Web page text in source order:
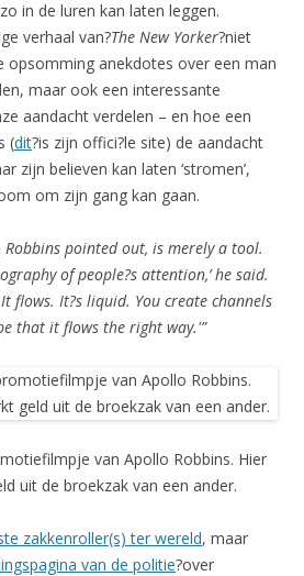
in de luren kan laten leggen.
verhaal van?The New Yorker?niet
opsomming anekdotes over een man
maar ook een interessante
aandacht verdelen – en hoe een
(dit?is zijn offici?le site) de aandacht
zijn believen kan laten ‘stromen’,
om zijn gang kan gaan.
Robbins pointed out, is merely a tool.
of people?s attention,’ he said.
flows. It?s liquid. You create channels
that it flows the right way.'”
van Apollo Robbins. Hier
uit de broekzak van een ander.
zakkenroller(s) ter wereld, maar
van de politie?over